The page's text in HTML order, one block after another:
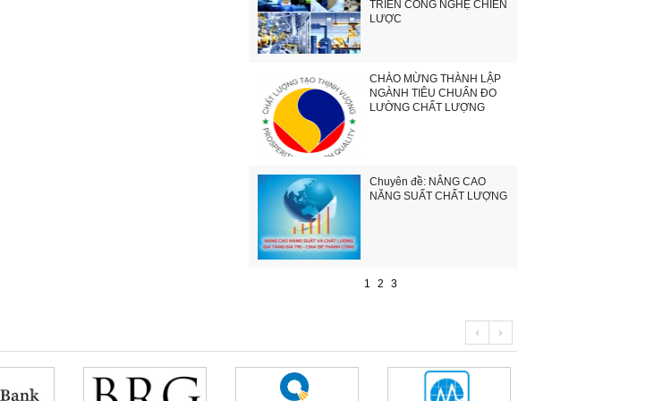
TRIỂN CÔNG NGHỆ CHIẾN
LƯỢC
CHÀO MỪNG THÀNH LẬP
NGÀNH TIÊU CHUẨN ĐO
LƯỜNG CHẤT LƯỢNG
Chuyên đề: NÂNG CAO
NĂNG SUẤT CHẤT LƯỢNG
1 2 3